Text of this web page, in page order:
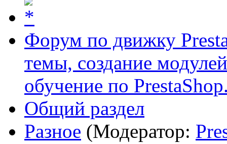
Форум по движку
темы, создание
обучение по
Общий раздел
Разное (Модератор: